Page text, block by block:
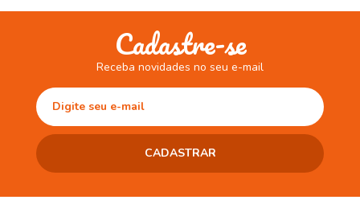
Cadastre-se
Receba novidades no seu e-mail